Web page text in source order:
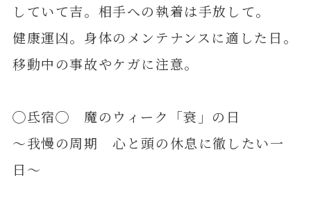
していて吉。相手への執着は手放して。
健康運凶。身体のメンテナンスに適した日。
移動中の事故やケガに注意。
◯氐宿◯ 魔のウィーク「衰」の日
～我慢の周期 心と頭の休息に徹したい一
日～